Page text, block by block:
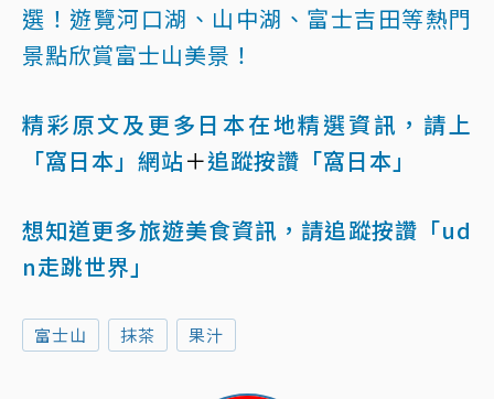
選！遊覽河口湖、山中湖、富士吉田等熱門
景點欣賞富士山美景！
精彩原文及更多日本在地精選資訊，請上
「窩日本」網站＋追蹤按讚「窩日本」
想知道更多旅遊美食資訊，請追蹤按讚「ud
n走跳世界」
富士山 抹茶 果汁